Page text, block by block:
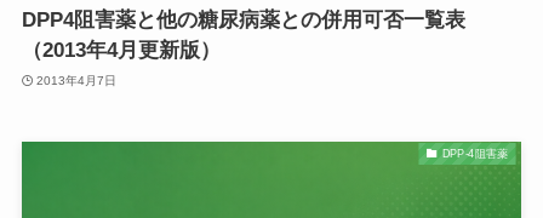
DPP4阻害薬と他の糖尿病薬との併用可否一覧表
（2013年4月更新版）
2013年4月7日
DPP-4阻害薬